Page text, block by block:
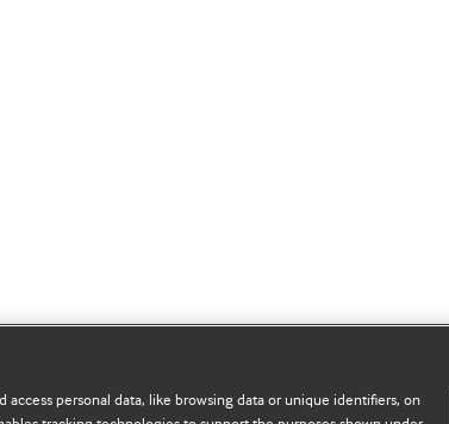
access personal data, like browsing data or unique identifiers, on